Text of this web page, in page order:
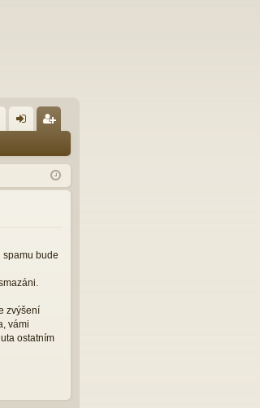
lá
sit
ist
ro
spamu bude
zvýšení
vámi
ostatním